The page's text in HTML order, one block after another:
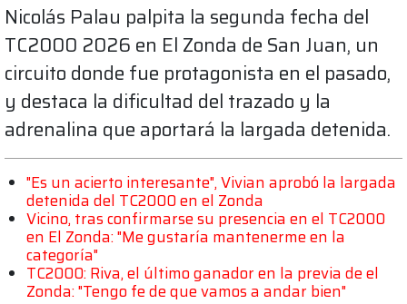
Nicolás Palau palpita la segunda fecha del
TC2000 2026 en El Zonda de San Juan, un
circuito donde fue protagonista en el pasado,
y destaca la dificultad del trazado y la
adrenalina que aportará la largada detenida.
"Es un acierto interesante", Vivian aprobó la largada
detenida del TC2000 en el Zonda
Vicino, tras confirmarse su presencia en el TC2000
en El Zonda: "Me gustaría mantenerme en la
categoría"
TC2000: Riva, el último ganador en la previa de el
Zonda: "Tengo fe de que vamos a andar bien"